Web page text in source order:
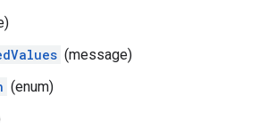
​​(message)
(enum)